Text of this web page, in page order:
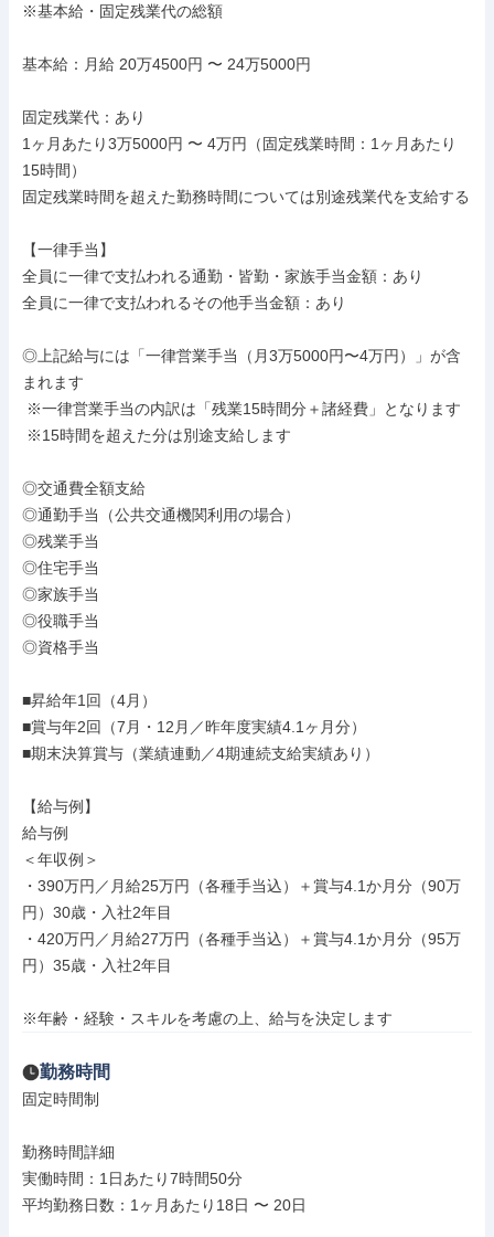
※基本給・固定残業代の総額
基本給：月給 20万4500円 〜 24万5000円
固定残業代：あり
1ヶ月あたり3万5000円 〜 4万円（固定残業時間：1ヶ月あたり
15時間）
固定残業時間を超えた勤務時間については別途残業代を支給する
【一律手当】
全員に一律で支払われる通勤・皆勤・家族手当金額：あり
全員に一律で支払われるその他手当金額：あり
◎上記給与には「一律営業手当（月3万5000円〜4万円）」が含
まれます
◎交通費全額支給
◎通勤手当（公共交通機関利用の場合）
◎残業手当
◎住宅手当
◎家族手当
◎役職手当
◎資格手当
■昇給年1回（4月）
■賞与年2回（7月・12月／昨年度実績4.1ヶ月分）
■期末決算賞与（業績連動／4期連続支給実績あり）
【給与例】
給与例
＜年収例＞
・390万円／月給25万円（各種手当込）＋賞与4.1か月分（90万
円）30歳・入社2年目
・420万円／月給27万円（各種手当込）＋賞与4.1か月分（95万
円）35歳・入社2年目
※年齢・経験・スキルを考慮の上、給与を決定します
勤務時間
固定時間制
勤務時間詳細
実働時間：1日あたり7時間50分
平均勤務日数：1ヶ月あたり18日 〜 20日